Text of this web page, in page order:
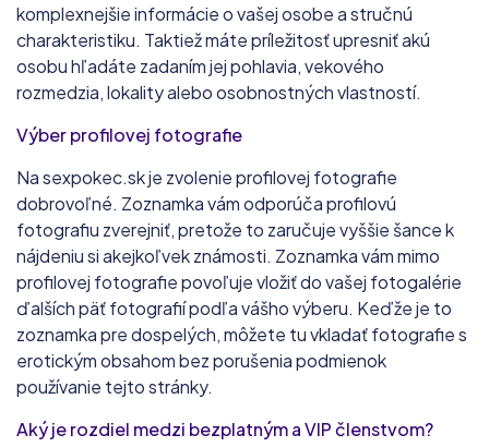
komplexnejšie informácie o vašej osobe a stručnú
charakteristiku. Taktiež máte príležitosť upresniť akú
osobu hľadáte zadaním jej pohlavia, vekového
rozmedzia, lokality alebo osobnostných vlastností.
Výber profilovej fotografie
Na sexpokec.sk je zvolenie profilovej fotografie
dobrovoľné. Zoznamka vám odporúča profilovú
fotografiu zverejniť, pretože to zaručuje vyššie šance k
nájdeniu si akejkoľvek známosti. Zoznamka vám mimo
profilovej fotografie povoľuje vložiť do vašej fotogalérie
ďalších päť fotografií podľa vášho výberu. Keďže je to
zoznamka pre dospelých, môžete tu vkladať fotografie s
erotickým obsahom bez porušenia podmienok
používanie tejto stránky.
Aký je rozdiel medzi bezplatným a VIP členstvom?